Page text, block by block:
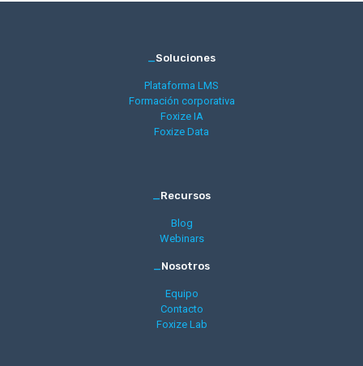
_Soluciones
Plataforma LMS
Formación corporativa
Foxize IA
Foxize Data
_Recursos
Blog
Webinars
_Nosotros
Equipo
Contacto
Foxize Lab